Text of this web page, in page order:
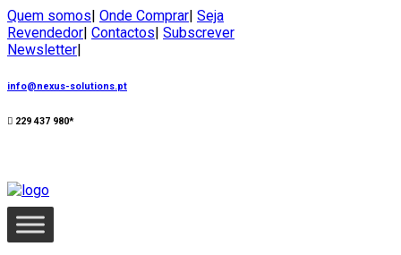
Quem somos| Onde Comprar| Seja
Revendedor| Contactos| Subscrever
Newsletter|
info@nexus-solutions.pt
229 437 980*